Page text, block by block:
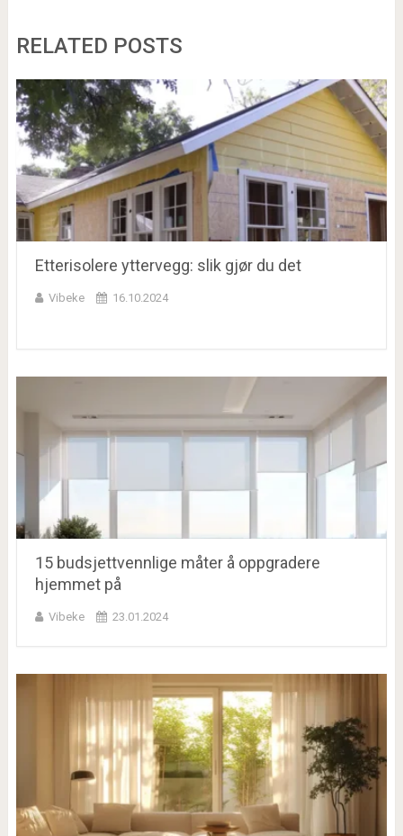
RELATED POSTS
Etterisolere yttervegg: slik gjør du det
Vibeke 16.10.2024
15 budsjettvennlige måter å oppgradere
hjemmet på
Vibeke 23.01.2024